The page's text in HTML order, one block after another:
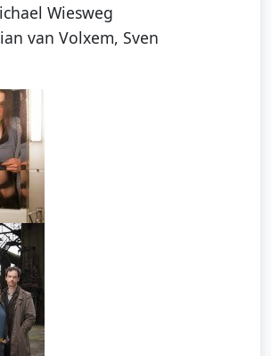
Wiesweg
van Volxem, Sven